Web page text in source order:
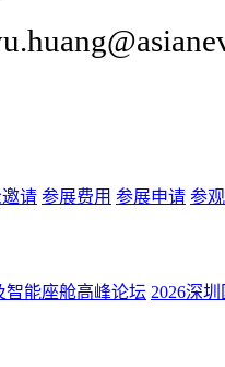
请 参展费用 参展申请 参
智能座舱高峰论坛 2026深